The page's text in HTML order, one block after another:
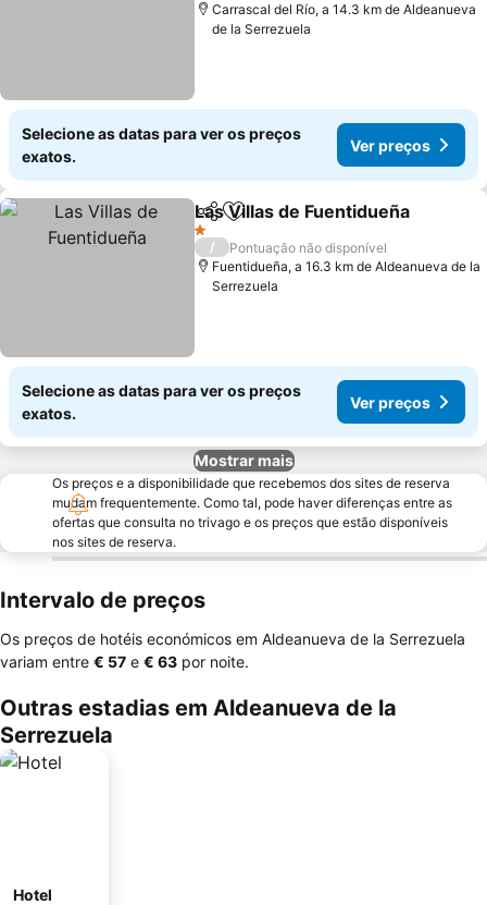
Carrascal del Río, a 14.3 km de Aldeanueva
de la Serrezuela
Selecione as datas para ver os preços
exatos.
Ver preços
PartilharAdicionar aos favoritos
Las Villas de Fuentidueña
1 Estrelas
/
Pontuação não disponível
Fuentidueña, a 16.3 km de Aldeanueva de la
Serrezuela
Selecione as datas para ver os preços
exatos.
Ver preços
Mostrar mais
Os preços e a disponibilidade que recebemos dos sites de reserva
mudam frequentemente. Como tal, pode haver diferenças entre as
ofertas que consulta no trivago e os preços que estão disponíveis
nos sites de reserva.
Intervalo de preços
Os preços de hotéis económicos em Aldeanueva de la Serrezuela
variam entre ‎€ 57 e ‎€ 63 por noite.
Outras estadias em Aldeanueva de la
Serrezuela
Hotel